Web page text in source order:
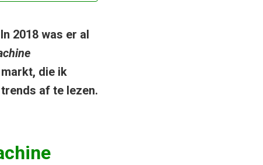
2018 was er al
die ik
af te lezen.